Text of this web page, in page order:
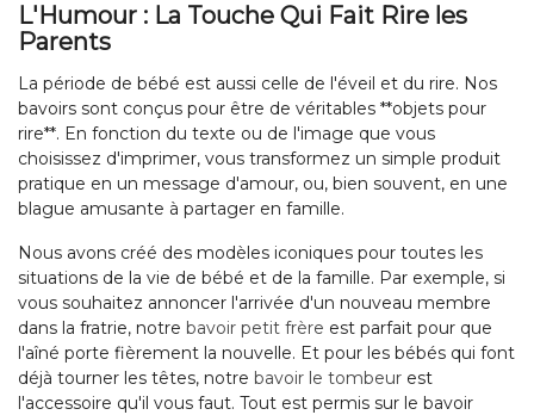
L'Humour : La Touche Qui Fait Rire les
Parents
La période de bébé est aussi celle de l'éveil et du rire. Nos
bavoirs sont conçus pour être de véritables **objets pour
rire**. En fonction du texte ou de l'image que vous
choisissez d'imprimer, vous transformez un simple produit
pratique en un message d'amour, ou, bien souvent, en une
blague amusante à partager en famille.
Nous avons créé des modèles iconiques pour toutes les
situations de la vie de bébé et de la famille. Par exemple, si
vous souhaitez annoncer l'arrivée d'un nouveau membre
dans la fratrie, notre bavoir petit frère est parfait pour que
l'aîné porte fièrement la nouvelle. Et pour les bébés qui font
déjà tourner les têtes, notre bavoir le tombeur est
l'accessoire qu'il vous faut. Tout est permis sur le bavoir